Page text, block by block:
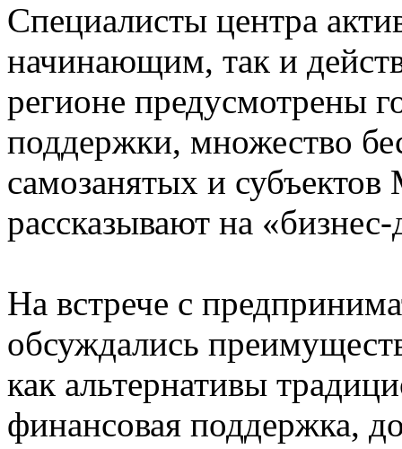
Специалисты центра
начинающим, так и
регионе предусмотрены
поддержки, множество
самозанятых и
рассказывают на «бизнес-
На встрече с
обсуждались
как альтернативы
финансовая поддержка,